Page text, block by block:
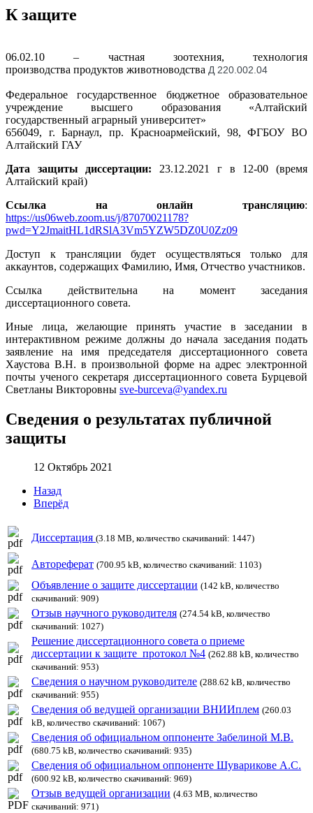
К защите
06.02.10 – частная зоотехния, технология
производства продуктов животноводства Д 220.002.04
Федеральное государственное бюджетное образовательное
учреждение высшего образования «Алтайский
государственный аграрный университет»
656049, г. Барнаул, пр. Красноармейский, 98, ФГБОУ ВО
Алтайский ГАУ
Дата защиты диссертации: 23.12.2021 г в 12-00 (время
Алтайский край)
Ссылка на онлайн трансляцию:
https://us06web.zoom.us/j/87070021178?
pwd=Y2JmaitHL1dRSlA3Vm5YZW5DZ0U0Zz09
Доступ к трансляции будет осуществляться только для
аккаунтов, содержащих Фамилию, Имя, Отчество участников.
Ссылка действительна на момент заседания
диссертационного совета.
Иные лица, желающие принять участие в заседании в
интерактивном режиме должны до начала заседания подать
заявление на имя председателя диссертационного совета
Хаустова В.Н. в произвольной форме на адрес электронной
почты ученого секретаря диссертационного совета Бурцевой
Светланы Викторовны sve-burceva@yandex.ru
Сведения о результатах публичной
защиты
12 Октябрь 2021
Назад
Вперёд
Диссертация (3.18 MB, количество скачиваний: 1447)
Автореферат (700.95 kB, количество скачиваний: 1103)
Объявление о защите диссертации (142 kB, количество
скачиваний: 909)
Отзыв научного руководителя (274.54 kB, количество
скачиваний: 1027)
Решение диссертационного совета о приеме
диссертации к защите_протокол №4 (262.88 kB, количество
скачиваний: 953)
Сведения о научном руководителе (288.62 kB, количество
скачиваний: 955)
Сведения об ведущей организации ВНИИплем (260.03
kB, количество скачиваний: 1067)
Сведения об официальном оппоненте Забелиной М.В.
(680.75 kB, количество скачиваний: 935)
Сведения об официальном оппоненте Шуварикове А.С.
(600.92 kB, количество скачиваний: 969)
Отзыв ведущей организации (4.63 MB, количество
скачиваний: 971)